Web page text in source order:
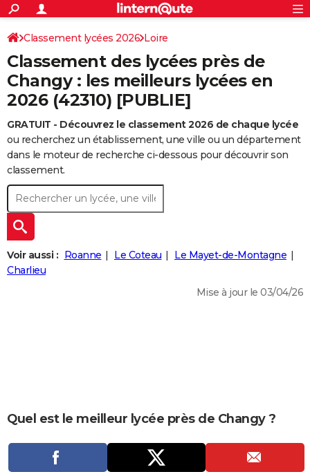
ACTUALITÉS
Politique
Société
Faits Divers
Education
Monde
Villes
+
SPORT
Coupe du monde 2026
Football
Tennis
Cyclisme
Rugby
Forum
CULTURE
Programme TV
TNT
Streaming
Cinéma
Sorties cinéma
Musique
+
FINANCE
Retraite
Impôts
Epargne
Immobilier
Risques naturels par ville
Banque
Assurance
Crédit
AUTO
Essais
Réserver un essai
Citadines
Berlines
SUV
Forum auto
+
HIGH-TECH
BRICOLAGE
Forum
Aménagement intérieur
Extérieur
Cuisine
Salle de bains
Jardinage
Rangement
+WEEK-END
Guides de France
Escapades
Patrimoine
Expositions
Musées
Week-end nature
+
LIFESTYLE
Art de vivre
Bien-être
Loisirs
Mode
Modes de vie
+SANTE
Dictionnaire
Biographies
Expressions
Proverbes
PROGRAMME TV
S'inscrire
Connexion
Classement lycées 2026 Loire
Classement des lycées près de
Changy : les meilleurs lycées en
2026 (42310) [PUBLIE]
GRATUIT - Découvrez le classement 2026 de chaque lycée
ou recherchez un établissement, une ville ou un département
dans le moteur de recherche ci-dessous pour découvrir son
classement.
Voir aussi : Roanne Le Coteau
Le Mayet-de-Montagne
Charlieu
Mise à jour le 03/04/26
Quel est le meilleur lycée près de Changy ?